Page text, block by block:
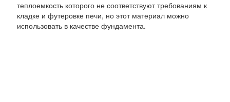
теплоемкость которого не соответствуют требованиям к
кладке и футеровке печи, но этот материал можно
использовать в качестве фундамента.